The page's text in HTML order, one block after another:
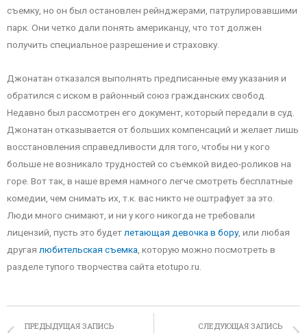
съемку, но он был остановлен рейнджерами, патрулировавшими
парк. Они четко дали понять американцу, что тот должен
получить специальное разрешение и страховку.
Джонатан отказался выполнять предписанные ему указания и
обратился с иском в районный союз гражданских свобод.
Недавно был рассмотрен его документ, который передали в суд.
Джонатан отказывается от больших компенсаций и желает лишь
восстановления справедливости для того, чтобы ни у кого
больше не возникало трудностей со съемкой видео-роликов на
горе. Вот так, в наше время намного легче смотреть бесплатные
комедии, чем снимать их, т.к. вас никто не оштрафует за это.
Люди много снимают, и ни у кого никогда не требовали
лицензий, пусть это будет летающая девочка в бору, или любая
другая любительская съемка , которую можно посмотреть в
разделе тупого творчества сайта etotupo.ru.
ПРЕДЫДУЩАЯ ЗАПИСЬ СЛЕДУЮЩАЯ ЗАПИСЬ